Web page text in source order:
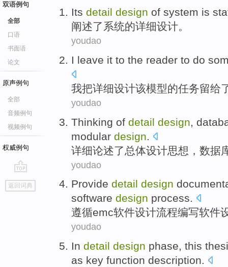
双语例句
全部
口语
书面语
论文
原声例句
全部
音频例句
视频例句
权威例句
go
top
返回词典
Its detail design of system is
阐述了 系统的详细设计。
youdao
I leave it to the reader to do
我把详细设计该模型的任务留给
youdao
Thinking of detail design
modular design
详细论述了总体设计思想 ， 数据
youdao
Provide detail design
software design process.
遵循emc软件设计流程编写软件
youdao
In detail design phase, this
as key function description.